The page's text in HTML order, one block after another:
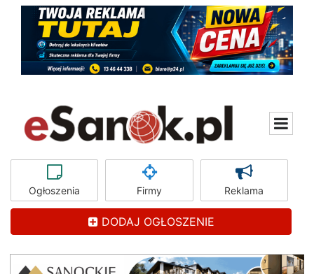
Ogłoszenia Firmy Reklama
DODAJ OGŁOSZENIE